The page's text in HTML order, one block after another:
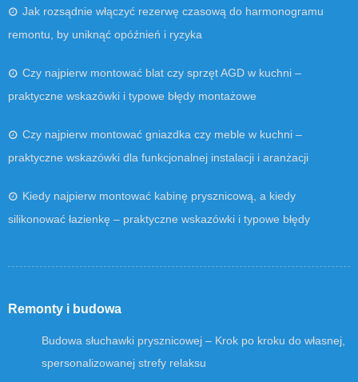
Jak rozsądnie włączyć rezerwę czasową do harmonogramu
remontu, by uniknąć opóźnień i ryzyka
Czy najpierw montować blat czy sprzęt AGD w kuchni –
praktyczne wskazówki i typowe błędy montażowe
Czy najpierw montować gniazdka czy meble w kuchni –
praktyczne wskazówki dla funkcjonalnej instalacji i aranżacji
Kiedy najpierw montować kabinę prysznicową, a kiedy
silikonować łazienkę – praktyczne wskazówki i typowe błędy
Remonty i budowa
Budowa słuchawki prysznicowej – Krok po kroku do własnej,
spersonalizowanej strefy relaksu